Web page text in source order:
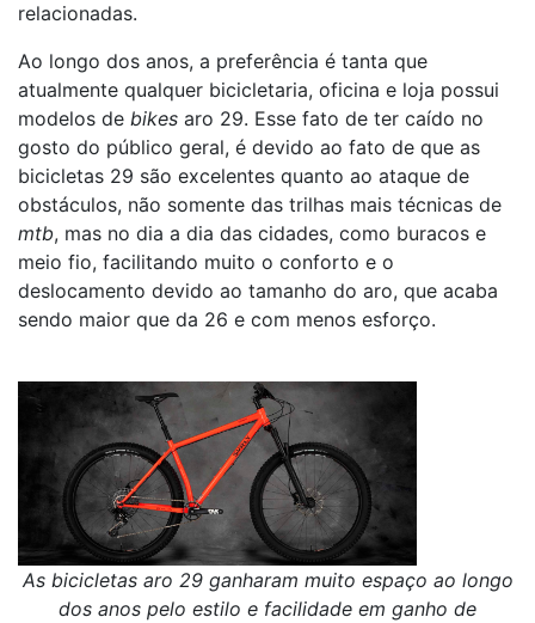
relacionadas.
Ao longo dos anos, a preferência é tanta que
atualmente qualquer bicicletaria, oficina e loja possui
modelos de bikes aro 29. Esse fato de ter caído no
gosto do público geral, é devido ao fato de que as
bicicletas 29 são excelentes quanto ao ataque de
obstáculos, não somente das trilhas mais técnicas de
mtb, mas no dia a dia das cidades, como buracos e
meio fio, facilitando muito o conforto e o
deslocamento devido ao tamanho do aro, que acaba
sendo maior que da 26 e com menos esforço.
As bicicletas aro 29 ganharam muito espaço ao longo
dos anos pelo estilo e facilidade em ganho de